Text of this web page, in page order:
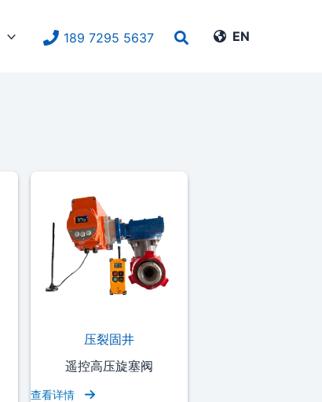
189 7295 5637
搜
EN
压裂固井
遥控高压旋塞阀
查看详情